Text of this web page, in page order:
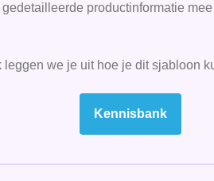
productinformatie
leggen we je uit hoe je dit sjabloon
Kennisbank